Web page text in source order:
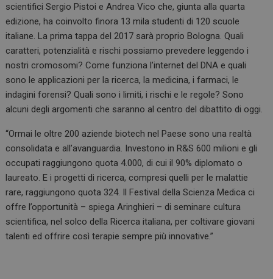
scientifici Sergio Pistoi e Andrea Vico che, giunta alla quarta
edizione, ha coinvolto finora 13 mila studenti di 120 scuole
italiane. La prima tappa del 2017 sarà proprio Bologna. Quali
caratteri, potenzialità e rischi possiamo prevedere leggendo i
nostri cromosomi? Come funziona l’internet del DNA e quali
sono le applicazioni per la ricerca, la medicina, i farmaci, le
indagini forensi? Quali sono i limiti, i rischi e le regole? Sono
alcuni degli argomenti che saranno al centro del dibattito di oggi.
“Ormai le oltre 200 aziende biotech nel Paese sono una realtà
consolidata e all’avanguardia. Investono in R&S 600 milioni e gli
occupati raggiungono quota 4.000, di cui il 90% diplomato o
laureato. E i progetti di ricerca, compresi quelli per le malattie
rare, raggiungono quota 324. Il Festival della Scienza Medica ci
offre l’opportunità – spiega Aringhieri – di seminare cultura
scientifica, nel solco della Ricerca italiana, per coltivare giovani
talenti ed offrire così terapie sempre più innovative.”